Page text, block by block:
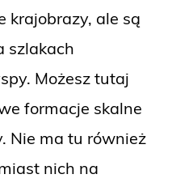
krajobrazy, ale są
szlakach
Możesz tutaj
formacje skalne
Nie ma tu również
nich na